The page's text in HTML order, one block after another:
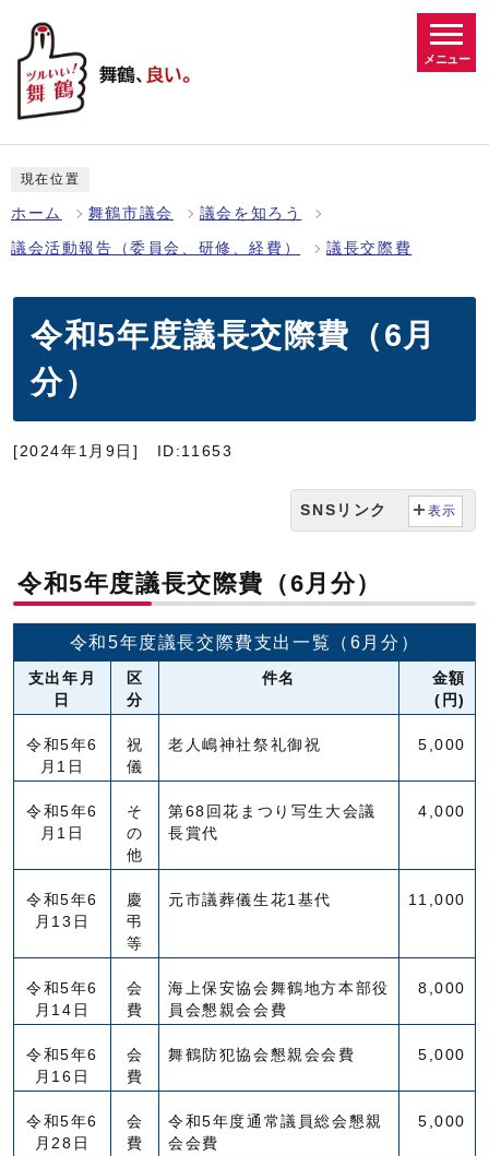
メニュー
現在位置
ホーム 舞鶴市議会 議会を知ろう
議会活動報告（委員会、研修、経費） 議長交際費
令和5年度議長交際費（6月
分）
[2024年1月9日] ID:11653
SNSリンク 表示
令和5年度議長交際費（6月分）
令和5年度議長交際費支出一覧（6月分）
支出年月
日
区
分
件名
金額
(円)
令和5年6
月1日
祝
儀
老人嶋神社祭礼御祝 5,000
令和5年6
月1日
そ
の
他
第68回花まつり写生大会議
長賞代
4,000
令和5年6
月13日
慶
弔
等
元市議葬儀生花1基代 11,000
令和5年6
月14日
会
費
海上保安協会舞鶴地方本部役
員会懇親会会費
8,000
令和5年6
月16日
会
費
舞鶴防犯協会懇親会会費 5,000
令和5年6
月28日
会
費
令和5年度通常議員総会懇親
会会費
5,000